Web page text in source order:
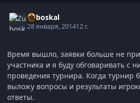
Zuboskal
28 января, 201412 г.
Время вышло, заявки больше не
участника и я буду обговаривать с
проведения турнира. Когда турнир
выложу вопросы и результаты
ответы.